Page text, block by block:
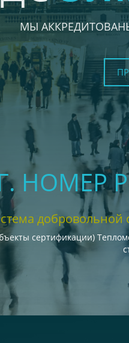
МЫ
НОМЕР
сертификации)